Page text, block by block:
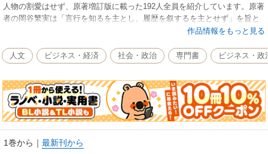
人物の割愛はせず、原著増訂版に載った192人全員を紹介しています。原著
者の岡谷繁実は「言行を知るを主とし、履歴を叙するを主とせず」を旨と
して編集をしており、本書でもその方針に従っています。「人材」の大切
生きる上で必要な力とはなにかが見えてくるはずです。生きるも死ぬも自
分の力量次第できまった戦国乱世の時代において、しぶとく生き抜いた武
将たちの生きざまには、現代の大競争時代にも通じる人生の知恵、生き方
の極意を垣間見ることができるはずです。石田三成、今川義元、上杉景
勝、織田信長、蒲生氏郷、黒田長政、真田幸村、滝川一益、伊達政宗、徳
川家康、豊臣秀吉、直江兼続、名だたるサムライたちがいまここに――。
作品情報をもっと見る
人文 ビジネス・経済 社会・政治 専門書 ビジネス・政
1巻から ｜ 最新刊から